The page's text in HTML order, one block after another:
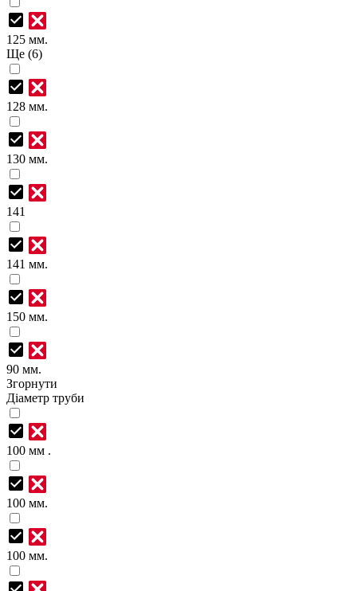
125 мм.
Ще (6)
128 мм.
130 мм.
141
141 мм.
150 мм.
90 мм.
Згорнути
Діаметр труби
100 мм .
100 мм.
100 мм.